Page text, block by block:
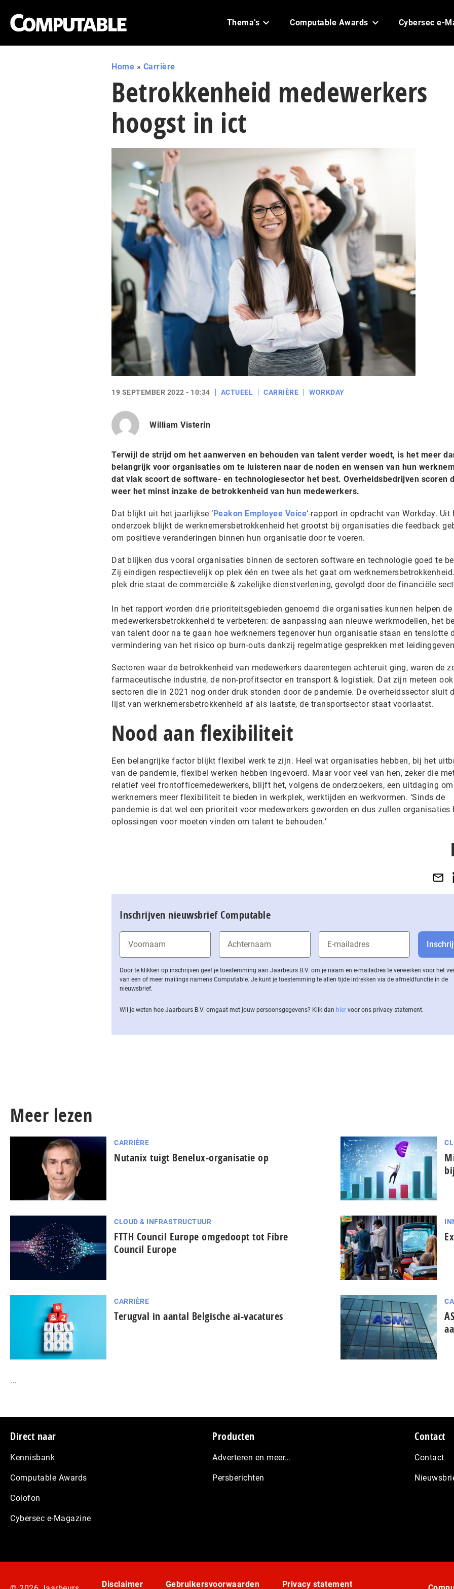
Thema’s Computable Awards Cybersec e-
Home » Carrière
Betrokkenheid medewerkers
hoogst in ict
19 SEPTEMBER 2022 - 10:34 ACTUEEL CARRIÈRE WORKDAY
William Visterin
Terwijl de strijd om het aanwerven en behouden van talent verder woedt, is het meer
belangrijk voor organisaties om te luisteren naar de noden en wensen van hun
dat vlak scoort de software- en technologiesector het best. Overheidsbedrijven scoren
weer het minst inzake de betrokkenheid van hun medewerkers.
Dat blijkt uit het jaarlijkse ‘Peakon Employee Voice‘-rapport in opdracht van Workday. Uit
onderzoek blijkt de werknemersbetrokkenheid het grootst bij organisaties die feedback
om positieve veranderingen binnen hun organisatie door te voeren.
Dat blijken dus vooral organisaties binnen de sectoren software en technologie goed te
Zij eindigen respectievelijk op plek één en twee als het gaat om
plek drie staat de commerciële & zakelijke dienstverlening, gevolgd door de financiële
In het rapport worden drie prioriteitsgebieden genoemd die organisaties kunnen helpen de
medewerkersbetrokkenheid te verbeteren: de aanpassing aan nieuwe werkmodellen, het
van talent door na te gaan hoe werknemers tegenover hun organisatie staan en tenslotte
vermindering van het risico op burn-outs dankzij regelmatige gesprekken met
Sectoren waar de betrokkenheid van medewerkers daarentegen achteruit ging, waren de
farmaceutische industrie, de non-profitsector en transport & logistiek. Dat zijn meteen ook
sectoren die in 2021 nog onder druk stonden door de pandemie. De overheidssector sluit
lijst van werknemersbetrokkenheid af als laatste, de transportsector staat voorlaatst.
Nood aan flexibiliteit
Een belangrijke factor blijkt flexibel werk te zijn. Heel wat organisaties hebben, bij het
van de pandemie, flexibel werken hebben ingevoerd. Maar voor veel van hen, zeker die
relatief veel frontofficemedewerkers, blijft het, volgens de onderzoekers, een uitdaging om
werknemers meer flexibiliteit te bieden in werkplek, werktijden en werkvormen. ‘Sinds de
pandemie is dat wel een prioriteit voor medewerkers geworden en dus zullen organisaties
oplossingen voor moeten vinden om talent te behouden.’
Inschrijven nieuwsbrief Computable
Door te klikken op inschrijven geef je toestemming aan Jaarbeurs B.V. om je naam en e-mailadres te verwerken voor het
van een of meer mailings namens Computable. Je kunt je toestemming te allen tijde intrekken via de af­meld­func­tie in de
nieuwsbrief.
Wil je weten hoe Jaarbeurs B.V. omgaat met jouw per­soons­ge­ge­vens? Klik dan hier voor ons privacy statement.
Meer lezen
CARRIÈRE
Nutanix tuigt Benelux-organisatie op
CLOUD & INFRASTRUCTUUR
FTTH Council Europe omgedoopt tot Fibre
Council Europe
CARRIÈRE
Terugval in aantal Belgische ai-vacatures
...
Footer
Direct naar
Kennisbank
Computable Awards
Colofon
Cybersec e-Magazine
Producten
Adverteren en meer…
Persberichten
Contact
Contact
Disclaimer Gebruikersvoorwaarden Privacy statement